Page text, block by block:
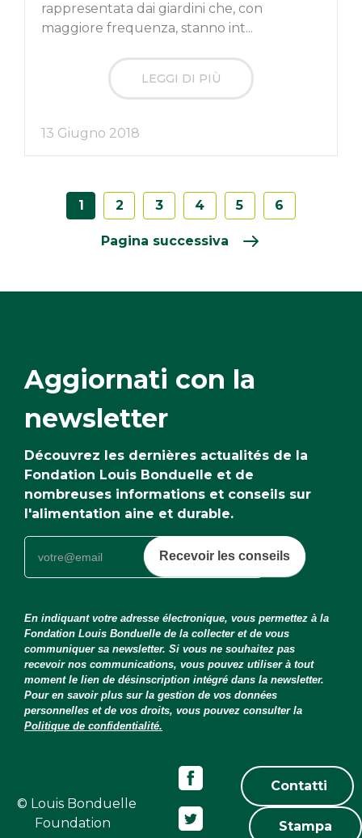
rappresentata dai giardini che, con
maggiore frequenza, stanno int...
LEGGI DI PIÙ
13 Giugno 2018
1 2 3 4 5 6
Pagina successiva
Aggiornati con la
newsletter
Découvrez les dernières actualités de la
Fondation Louis Bonduelle et de
nombreuses informations et conseils sur
l'alimentation aine et durable.
Recevoir les conseils
En indiquant votre adresse électronique, vous permettez à la
Fondation Louis Bonduelle de la collecter et de vous
communiquer sa newsletter. Si vous ne souhaitez pas
recevoir nos communications, vous pouvez utiliser à tout
moment le lien de désinscription intégré dans la newsletter.
Pour en savoir plus sur la gestion de vos données
personnelles et de vos droits, vous pouvez consulter la
Politique de confidentialité.
© Louis Bonduelle
Foundation
Contatti
Stampa